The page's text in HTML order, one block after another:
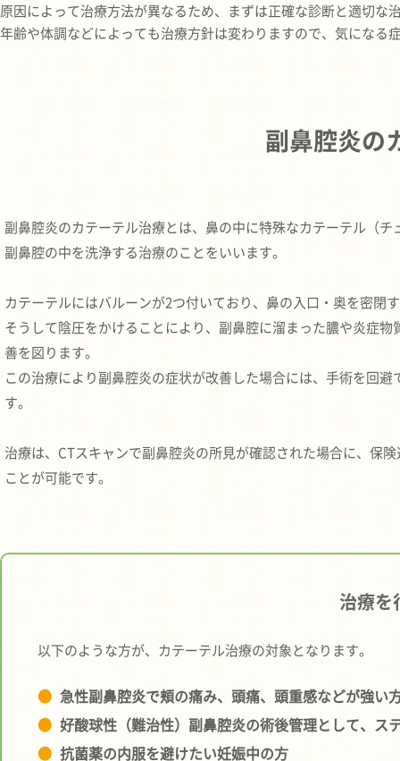
原因によって治療方法が異なるため、まずは正確な診断と適切な
年齢や体調などによっても治療方針は変わりますので、気になる
副鼻腔炎の
副鼻腔炎のカテーテル治療とは、鼻の中に特殊なカテーテル（チ
副鼻腔の中を洗浄する治療のことをいいます。
カテーテルにはバルーンが2つ付いており、鼻の入口・奥を密閉
そうして陰圧をかけることにより、副鼻腔に溜まった膿や炎症物
善を図ります。
この治療により副鼻腔炎の症状が改善した場合には、手術を回避
す。
治療は、CTスキャンで副鼻腔炎の所見が確認された場合に、保
ことが可能です。
治療を
以下のような方が、カテーテル治療の対象となります。
急性副鼻腔炎で頬の痛み、頭痛、頭重感などが強い
好酸球性（難治性）副鼻腔炎の術後管理として、ス
抗菌薬の内服を避けたい妊娠中の方